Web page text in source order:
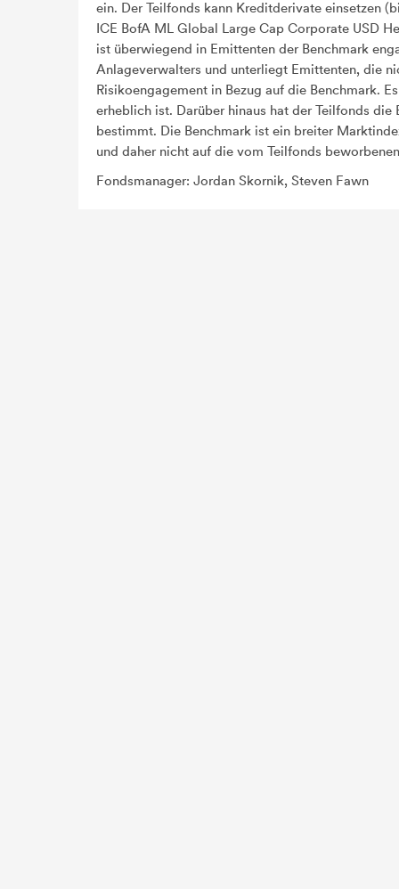
ein. Der Teilfonds kann Kreditderivate einsetzen
ICE BofA ML Global Large Cap Corporate USD
ist überwiegend in Emittenten der Benchmark
Anlageverwalters und unterliegt Emittenten, die
Risikoengagement in Bezug auf die Benchmark.
erheblich ist. Darüber hinaus hat der Teilfonds
bestimmt. Die Benchmark ist ein breiter
und daher nicht auf die vom Teilfonds
Fondsmanager: Jordan Skornik, Steven Fawn